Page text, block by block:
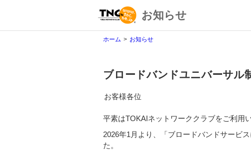
お知らせ
ホーム お知らせ
ブロードバンドユニバーサル
お客様各位
平素はTOKAIネットワーククラブをご利用
2026年1月より、「ブロードバンドサービ
た。